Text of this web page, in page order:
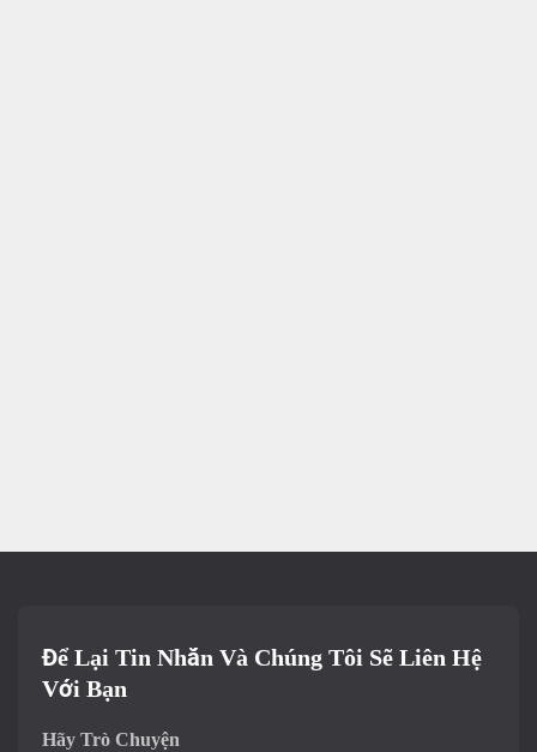
Để Lại Tin Nhắn Và Chúng Tôi Sẽ Liên Hệ
Với Bạn
Hãy Trò Chuyện